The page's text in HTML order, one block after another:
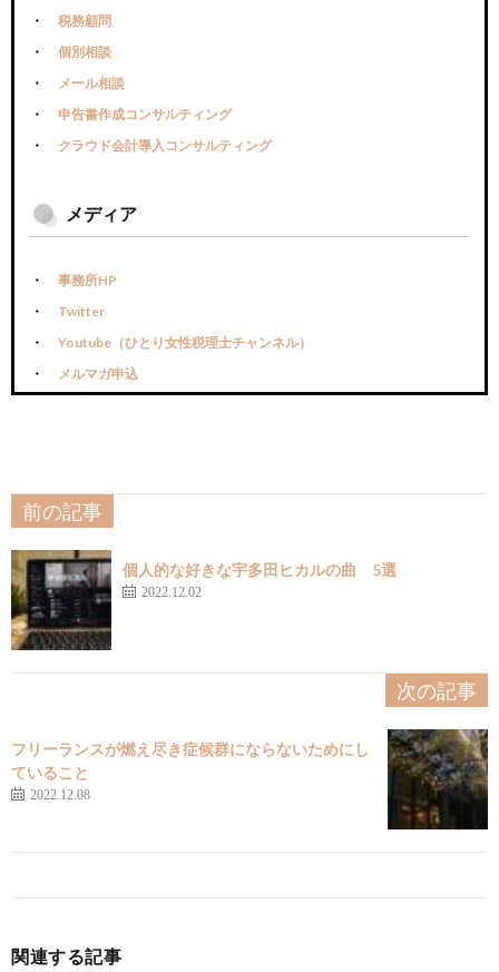
税務顧問
個別相談
メール相談
申告書作成コンサルティング
クラウド会計導入コンサルティング
メディア
事務所HP
Twitter
Youtube（ひとり女性税理士チャンネル）
メルマガ申込
前の記事
個人的な好きな宇多田ヒカルの曲 5選
2022.12.02
次の記事
フリーランスが燃え尽き症候群にならないためにし
ていること
2022.12.08
関連する記事